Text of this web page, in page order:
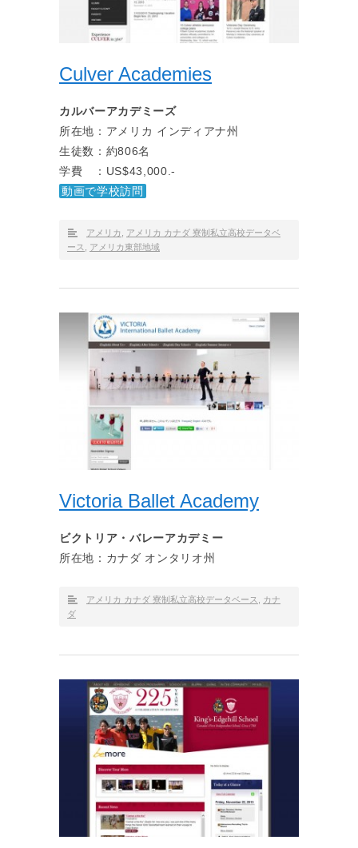
Culver Academies
カルバーアカデミーズ
所在地：アメリカ インディアナ州
生徒数：約806名
学費 ：US$43,000.-
動画で学校訪問
アメリカ
アメリカ カナダ 寮制私立高校データベ
ース
アメリカ東部地域
Victoria Ballet Academy
ビクトリア・バレーアカデミー
所在地：カナダ オンタリオ州
アメリカ カナダ 寮制私立高校データベース
カナ
ダ